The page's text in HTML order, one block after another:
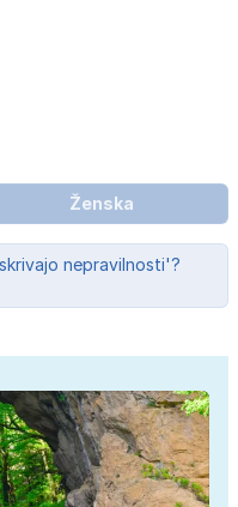
Ženska
nepravilnosti'?